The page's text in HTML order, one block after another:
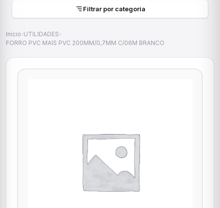
Filtrar por categoria
Início›UTILIDADES›
FORRO PVC MAIS PVC 200MM/0,7MM C/06M BRANCO